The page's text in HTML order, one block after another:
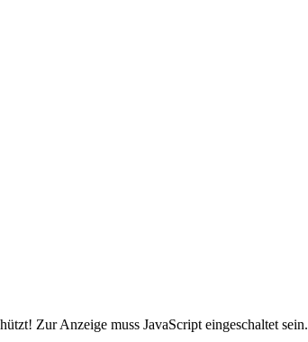
Zur Anzeige muss JavaScript eingeschaltet sein.